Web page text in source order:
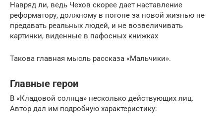
Навряд ли, ведь Чехов скорее дает наставление
реформатору, должному в погоне за новой жизнью не
предавать реальных людей, и не возвеличивать
картинки, виденные в пафосных книжках
Такова главная мысль рассказа «Мальчики».
Главные герои
В «Кладовой солнца» несколько действующих лиц.
Автор дал им подробную характеристику: